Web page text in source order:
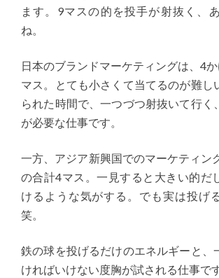
ます。9マスの的を投手が射抜く、
ね。
日本のブランドマーケティングは、4
マス。とても小さくて当てるのが難し
られた時間で、一つづつ射抜いて行く
が必要な仕事です。
一方、アジア新興国でのマーケティン
の合計4マス。一見すると大きい的だ
けるような気がする。でも実は投げ
笑。
鉄の球を投げるだけのエネルギーと、
ければいけない度胸が試される仕事です